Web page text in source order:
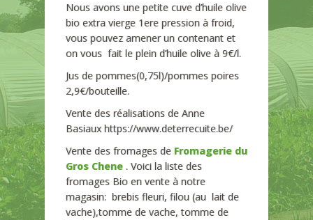
Nous avons une petite cuve d’huile olive
bio extra vierge 1ere pression à froid,
vous pouvez amener un contenant et
on vous fait le plein d’huile olive à 9€/l.
Jus de pommes(0,75l)/pommes poires
2,9€/bouteille.
Vente des réalisations de Anne
Basiaux https://www.deterrecuite.be/
Vente des fromages de Fromagerie du
Gros Chene . Voici la liste des
fromages Bio en vente à notre
magasin: brebis fleuri, filou (au lait de
vache),tomme de vache, tomme de